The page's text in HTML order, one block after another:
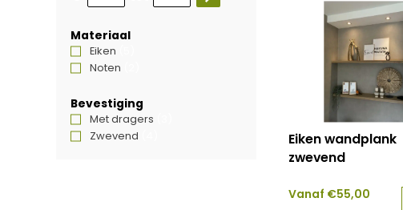
Materiaal
Eiken
Noten
Bevestiging
Met dragers
Zwevend
Eiken wandplank
zwevend
Vanaf €55,00